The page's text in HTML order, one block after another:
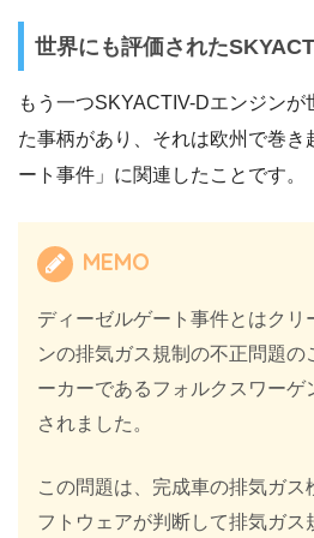
世界にも評価された
もう一つSKYACTIV-Dエンジン
た事柄があり、それは欧州で巻
ート事件」に関連したことです。
MEMO
ディーゼルゲート事件とはクリ
ンの排気ガス規制の不正問題の
ーカーであるフォルクスワーゲ
されました。
この問題は、完成車の排気ガス
フトウェアが判断して排気ガス